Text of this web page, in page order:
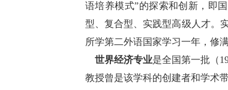
语培养模式”的探索和创新，即
型、复合型、实践型高级人才。
所学第二外语国家学习一年，修
世界经济专业是全国第一批（
教授曾是该学科的创建者和学术